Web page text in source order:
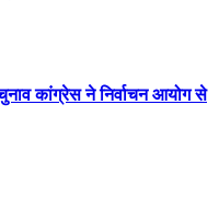
कांग्रेस ने निर्वाचन आयोग से